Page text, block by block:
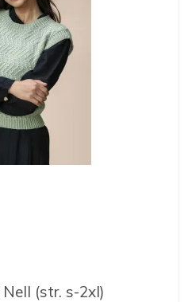
(str. s-2xl)